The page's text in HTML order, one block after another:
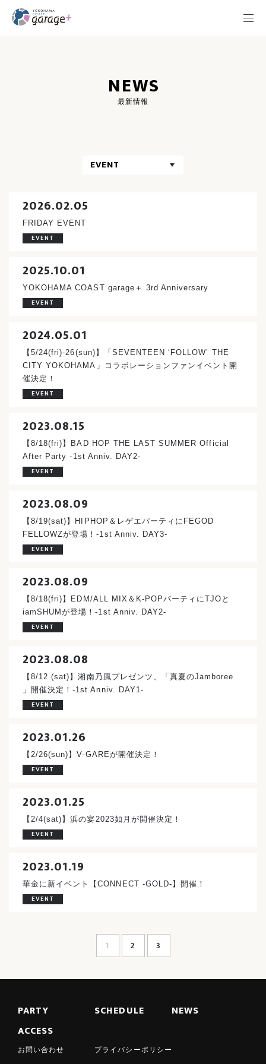
NEWS
最新情報
EVENT
2026.02.05
EVENT
FRIDAY EVENT
2025.10.01
EVENT
YOKOHAMA COAST garage＋ 3rd Anniversary
2024.05.01
EVENT
【5/24(fri)-26(sun)】「SEVENTEEN ‘FOLLOW’ THE
CITY YOKOHAMA」コラボレーションファンイベント開
催決定！
2023.08.15
EVENT
【8/18(fri)】BAD HOP THE LAST SUMMER Official
After Party -1st Anniv. DAY2-
2023.08.09
EVENT
【8/19(sat)】HIPHOP＆レゲエパーティにFEGOD
FELLOWZが登場！-1st Anniv. DAY3-
2023.08.09
EVENT
【8/18(fri)】EDM/ALL MIX＆K-POPパーティにTJOと
iamSHUMが登場！-1st Anniv. DAY2-
2023.08.08
EVENT
【8/12 (sat)】湘南乃風プレゼンツ、「真夏のJamboree
」開催決定！-1st Anniv. DAY1-
2023.01.26
EVENT
【2/26(sun)】V-GAREが開催決定！
2023.01.25
EVENT
【2/4(sat)】浜の宴2023如月が開催決定！
2023.01.19
EVENT
華金に新イベント【CONNECT -GOLD-】開催！
1 2 3
PARTY SCHEDULE
NEWS
ACCESS
お問い合わせ プライバシーポリシー